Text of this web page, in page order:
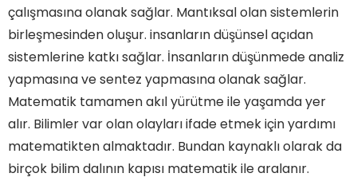
çalışmasına olanak sağlar. Mantıksal olan sistemlerin
birleşmesinden oluşur. insanların düşünsel açıdan
sistemlerine katkı sağlar. İnsanların düşünmede analiz
yapmasına ve sentez yapmasına olanak sağlar.
Matematik tamamen akıl yürütme ile yaşamda yer
alır. Bilimler var olan olayları ifade etmek için yardımı
matematikten almaktadır. Bundan kaynaklı olarak da
birçok bilim dalının kapısı matematik ile aralanır.